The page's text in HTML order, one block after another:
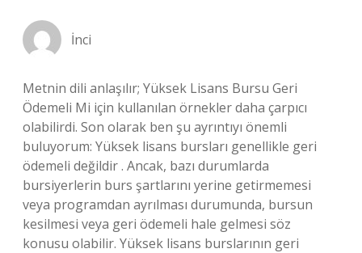
İnci
Metnin dili anlaşılır; Yüksek Lisans Bursu Geri
Ödemeli Mi için kullanılan örnekler daha çarpıcı
olabilirdi. Son olarak ben şu ayrıntıyı önemli
buluyorum: Yüksek lisans bursları genellikle geri
ödemeli değildir . Ancak, bazı durumlarda
bursiyerlerin burs şartlarını yerine getirmemesi
veya programdan ayrılması durumunda, bursun
kesilmesi veya geri ödemeli hale gelmesi söz
konusu olabilir. Yüksek lisans burslarının geri